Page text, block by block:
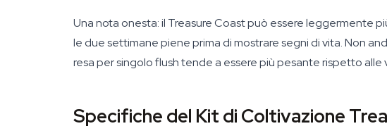
Una nota onesta: il Treasure Coast può essere leggermente
le due settimane piene prima di mostrare segni di vita. Non
resa per singolo flush tende a essere più pesante rispetto
Specifiche del Kit di Coltivazione